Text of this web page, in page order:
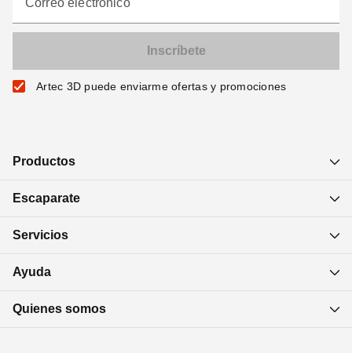
Correo electrónico
Artec 3D puede enviarme ofertas y promociones
Productos
Escaparate
Servicios
Ayuda
Quienes somos